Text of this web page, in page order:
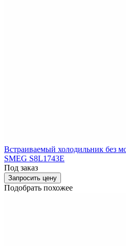
Встраиваемый холодильник без
SMEG S8L1743E
Под заказ
Запросить цену
Подобрать похожее